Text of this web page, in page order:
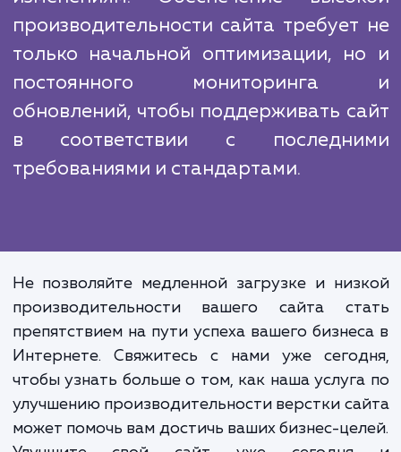
нововведения в нашу практику,
обеспечить нашим клиентам
актуальные и эффективные решения.
Оптимизация верстки сайта -
рынка постоянно меняются, и ваш
должен соответствовать
изменениям. Обеспечение
производительности сайта
только начальной оптимизации,
постоянного